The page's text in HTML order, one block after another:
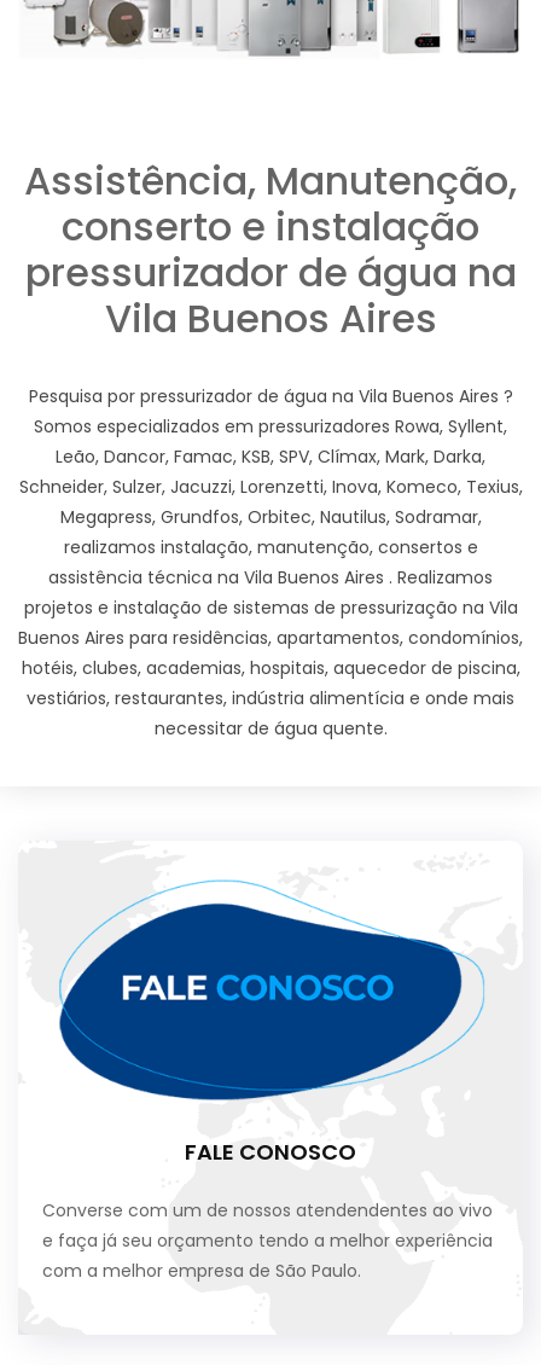
Assistência, Manutenção,
conserto e instalação
pressurizador de água na
Vila Buenos Aires
Pesquisa por pressurizador de água na Vila Buenos Aires ?
Somos especializados em pressurizadores Rowa, Syllent,
Leão, Dancor, Famac, KSB, SPV, Clímax, Mark, Darka,
Schneider, Sulzer, Jacuzzi, Lorenzetti, Inova, Komeco, Texius,
Megapress, Grundfos, Orbitec, Nautilus, Sodramar,
realizamos instalação, manutenção, consertos e
assistência técnica na Vila Buenos Aires . Realizamos
projetos e instalação de sistemas de pressurização na Vila
Buenos Aires para residências, apartamentos, condomínios,
hotéis, clubes, academias, hospitais, aquecedor de piscina,
vestiários, restaurantes, indústria alimentícia e onde mais
necessitar de água quente.
FALE CONOSCO
Converse com um de nossos atendendentes ao vivo
e faça já seu orçamento tendo a melhor experiência
com a melhor empresa de São Paulo.